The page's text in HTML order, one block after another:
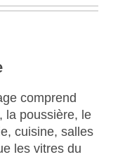
comprend
la poussière, le
cuisine, salles
les vitres du